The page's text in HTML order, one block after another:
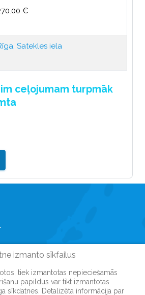
€
Satekles iela
ceļojumam turpmāk
izmanto sīkfailus
tiek izmantotas nepieciešamās
papildus var tikt izmantotas
sīkdatnes. Detalizēta informācija par